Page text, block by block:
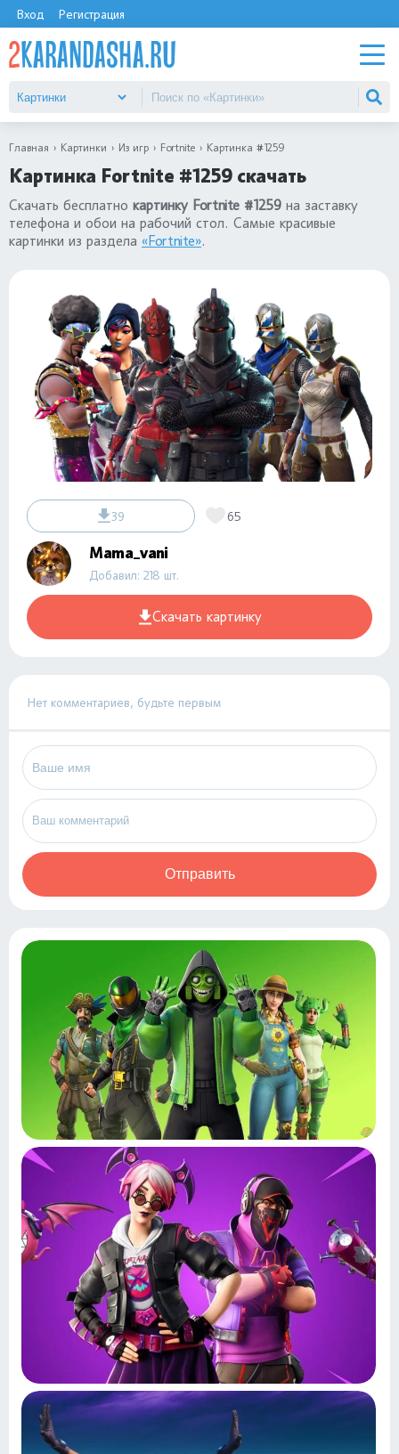
Вход Регистрация
Главная Картинки Из игр Fortnite Картинка #1259
Картинка Fortnite #1259 скачать
Скачать бесплатно картинку Fortnite #1259 на заставку
телефона и обои на рабочий стол. Самые красивые
картинки из раздела «Fortnite».
39 65
Mama_vani
Добавил: 218 шт.
Скачать картинку
Нет комментариев, будьте первым
Отправить